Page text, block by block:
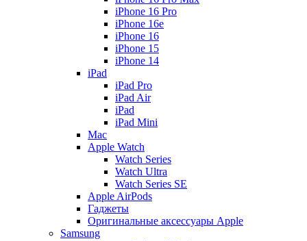
iPhone 16 Pro
iPhone 16e
iPhone 16
iPhone 15
iPhone 14
iPad
iPad Pro
iPad Air
iPad
iPad Mini
Mac
Apple Watch
Watch Series
Watch Ultra
Watch Series SE
Apple AirPods
Гаджеты
Оригинальные аксессуары Apple
Samsung